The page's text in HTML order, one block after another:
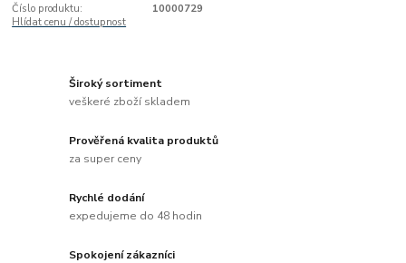
Číslo produktu:
10000729
Hlídat cenu / dostupnost
Široký sortiment
veškeré zboží skladem
Prověřená kvalita produktů
za super ceny
Rychlé dodání
expedujeme do 48 hodin
Spokojení zákazníci